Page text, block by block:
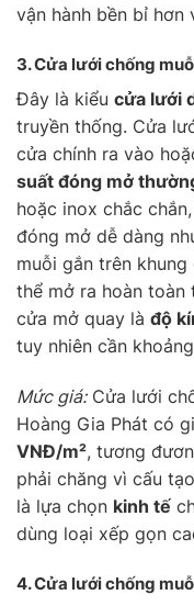
vận hành bền bỉ hơn
3. Cửa lưới chống
Đây là kiểu cửa lưới
truyền thống. Cửa
cửa chính ra vào
suất đóng mở
hoặc inox chắc
đóng mở dễ dàng
muỗi gắn trên
thể mở ra hoàn
cửa mở quay là độ
tuy nhiên cần
Mức giá:Cửa lưới
Hoàng Gia Phát có
VNĐ/m², tương
phải chăng vì cấu
là lựa chọn kinh tế
dùng loại xếp gọn
4. Cửa lưới chống